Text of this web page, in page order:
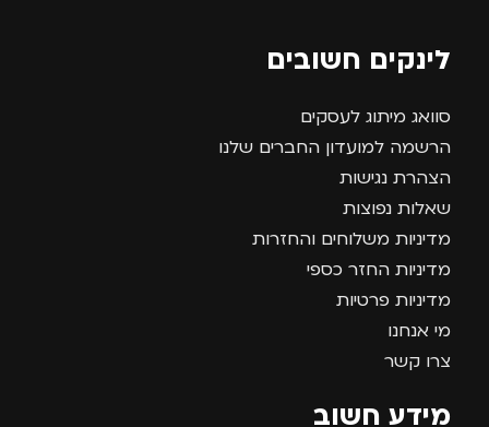
לינקים חשובים
סוואג מיתוג לעסקים
הרשמה למועדון החברים שלנו
הצהרת נגישות
שאלות נפוצות
מדיניות משלוחים והחזרות
מדיניות החזר כספי
מדיניות פרטיות
מי אנחנו
צרו קשר
מידע חשוב